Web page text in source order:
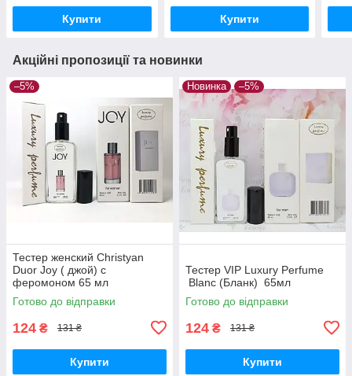
Купити Купити
Акційні пропозиції та новинки
–5%
Тестер женский Christyan
Duor Joy ( джой) с
феромоном 65 мл
Готово до відправки
124 ₴ 131 ₴
Купити
Новинка –5%
Тестер VIP Luxury Perfume
Blanc (Бланк) 65мл
Готово до відправки
124 ₴ 131 ₴
Купити